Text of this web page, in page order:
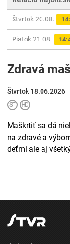
Štvrtok 20.08.
Piatok 21.08.
Zdravá
Štvrtok 18.06.2026
Maškrtiť sa dá
na zdravé a
deťmi ale aj